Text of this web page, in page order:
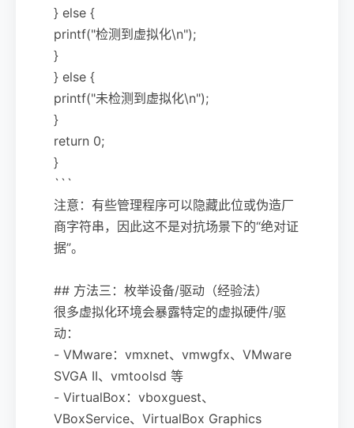
} else {
printf("检测到虚拟化\n");
}
} else {
printf("未检测到虚拟化\n");
}
return 0;
}
```
注意：有些管理程序可以隐藏此位或伪造厂
商字符串，因此这不是对抗场景下的“绝对证
据”。
## 方法三：枚举设备/驱动（经验法）
很多虚拟化环境会暴露特定的虚拟硬件/驱
动：
- VMware：vmxnet、vmwgfx、VMware
SVGA II、vmtoolsd 等
- VirtualBox：vboxguest、
VBoxService、VirtualBox Graphics